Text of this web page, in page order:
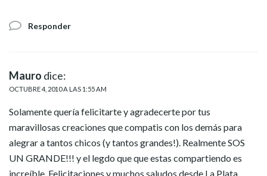
Responder
Mauro dice:
OCTUBRE 4, 2010 A LAS 1:55 AM
Solamente quería felicitarte y agradecerte por tus
maravillosas creaciones que compatis con los demás para
alegrar a tantos chicos (y tantos grandes!). Realmente SOS
UN GRANDE!!! y el legdo que que estas compartiendo es
increíble. Felicitaciones y muchos saludos desde La Plata.